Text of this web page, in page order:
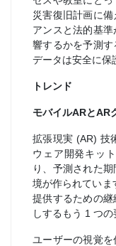
災害復旧計画に
アンスと法的基
響するかを予測
データは安全に保
トレンド
モバイルARとAR
拡張現実 (AR) 技
ウェア開発キッ
り、予測された
境が作られていま
提供するための
しするもう 1 つの
ユーザーの視覚